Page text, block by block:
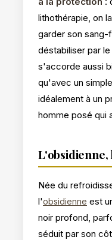
lithothérapie, on
garder son sang-
déstabiliser par
s'accorde aussi
qu'avec un
idéalement à un
homme posé qui
Née du
l'obsidienne est
noir profond,
séduit par son